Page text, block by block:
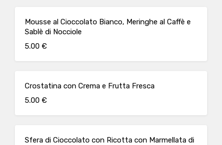
Mousse al Cioccolato Bianco, Meringhe al Caffè e
Sablè di Nocciole
5.00 €
Crostatina con Crema e Frutta Fresca
5.00 €
Sfera di Cioccolato con Ricotta con Marmellata di